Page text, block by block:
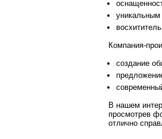
уникальным
Компания-
создание
В нашем
просмотрев
отлично